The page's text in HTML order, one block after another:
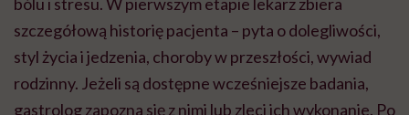
szczegółową historię pacjenta – pyta o dolegliwości,
styl życia i jedzenia, choroby w przeszłości, wywiad
rodzinny. Jeżeli są dostępne wcześniejsze badania,
gastrolog zapozna się z nimi lub zleci ich wykonanie. Po